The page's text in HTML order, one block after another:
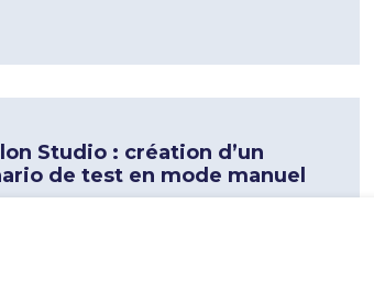
Studio : création d’un
de test en mode manuel